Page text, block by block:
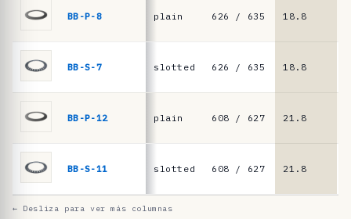
e
p
l
l
BB-P-8 plain 626 / 635 18.8
BB-S-7 slotted 626 / 635 18.8
BB-P-12 plain 608 / 627 21.8
BB-S-11 slotted 608 / 627 21.8
← Desliza para ver más columnas